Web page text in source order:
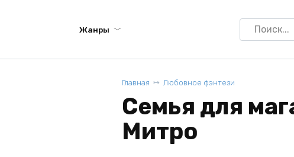
Жанры
Search
for:
Главная Любовное фэнтези
Семья для
Митро